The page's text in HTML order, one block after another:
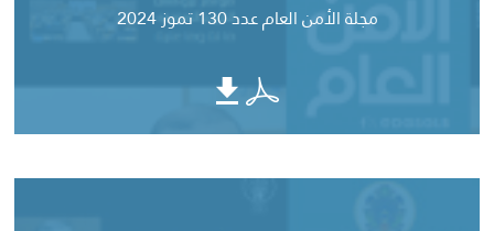
مجلة الأمن العام عدد 130 تموز 2024